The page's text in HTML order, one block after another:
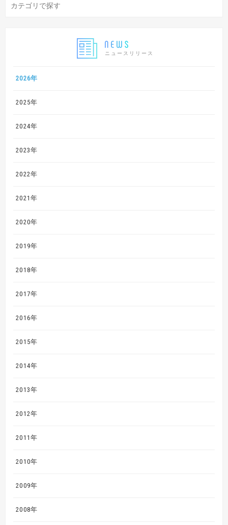
ニュースリリース
2026年
2025年
2024年
2023年
2022年
2021年
2020年
2019年
2018年
2017年
2016年
2015年
2014年
2013年
2012年
2011年
2010年
2009年
2008年